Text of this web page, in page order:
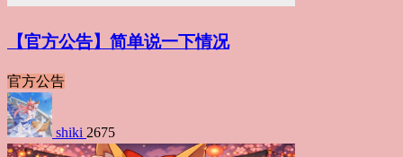
【官方公告】简单说一下情况
官方公告
shiki 2675